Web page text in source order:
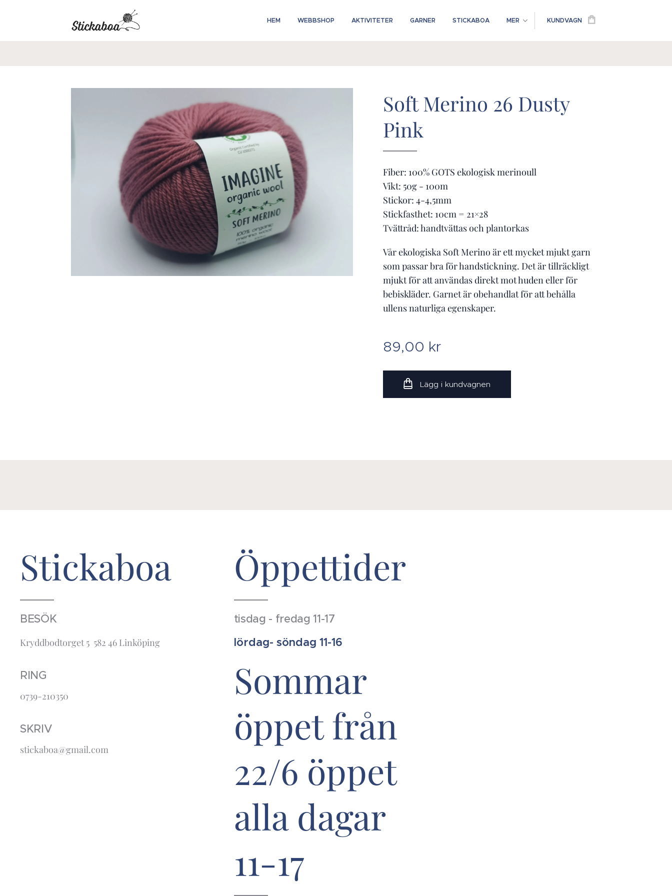
HEM WEBBSHOP AKTIVITETER GARNER STICKABOA MER KUNDVAGN
Soft Merino 26 Dusty
Pink
Fiber: 100% GOTS ekologisk merinoull
Vikt: 50g - 100m
Stickor: 4-4,5mm
Stickfasthet: 10cm = 21×28
Tvättråd: handtvättas och plantorkas
Vår ekologiska Soft Merino är ett mycket mjukt garn
som passar bra för handstickning. Det är tillräckligt
mjukt för att användas direkt mot huden eller för
bebiskläder. Garnet är obehandlat för att behålla
ullens naturliga egenskaper.
89,00 kr
Lägg i kundvagnen
Stickaboa
BESÖK
Kryddbodtorget 5 582 46 Linköping
RING
0739-210350
SKRIV
stickaboa@gmail.com
Öppettider
tisdag - fredag 11-17
lördag- söndag 11-16
Sommar
öppet från
22/6 öppet
alla dagar
11-17